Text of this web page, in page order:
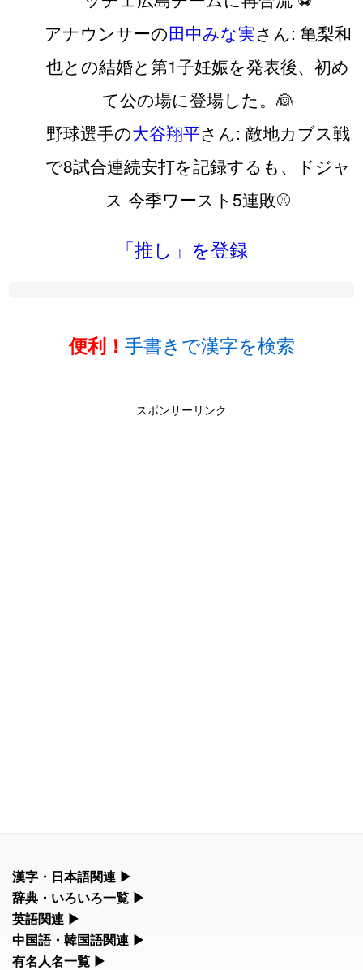
アナウンサーの田中みな実さん: 亀梨和
也との結婚と第1子妊娠を発表後、初め
て公の場に登場した。👰
野球選手の大谷翔平さん: 敵地カブス戦
で8試合連続安打を記録するも、ドジャ
ス 今季ワースト5連敗⚾️
「推し」を登録
便利！ 手書きで漢字を検索
スポンサーリンク
漢字・日本語関連 ▶
漢字の読み方検索、手書き入力、書き順練習など、日本語学習に
人名漢字辞典 - 読み方検索
辞典・いろいろ一覧 ▶
部首・画数別の漢字一覧、熟語辞典、地名・駅名検索など、各種
リファレンスツールです。
英語関連 ▶
カタカナ語・略語の意味検索、発音記号、リスニング練習など英
中国語・韓国語関連 ▶
中国語のピンイン変換、韓国語の手書き入力など、アジア言語学
有名人名一覧 ▶